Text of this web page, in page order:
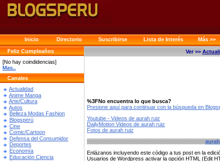
Inicio Directorio Suscribirse Lista de Interés
Más >>
Feliz Cumpleaños
[No hay coindidencias]
Mas..
Canales
Actualidad
Anime Manga
Arte/Cultura
Autos
Belleza Modas Fashion
Blogsperú
Cine
Comic/Cartoon
Defensa del Consumidor
Deportes
Economía
Educación Ciencia
Ver >>
%3FNo encuentra lo que busca?
Presione aquí para continuar con la búsqueda en
Youtube - Videos de aurah ruiz
DailyMotion Videos de aurah ruiz
Fotos de aurah ruiz
Enlázanos incluyendo este código a tus post en la
Usuarios de Wordpress activar la opción HTML (Edit